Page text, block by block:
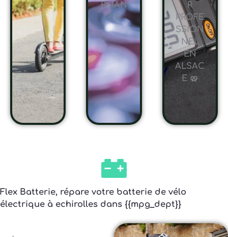
RMAN
CE
R
PROFE
SSION
NEL
EN
ALSAC
E 🥨
Flex Batterie, répare votre batterie de vélo
électrique à echirolles dans {{mpg_dept}}